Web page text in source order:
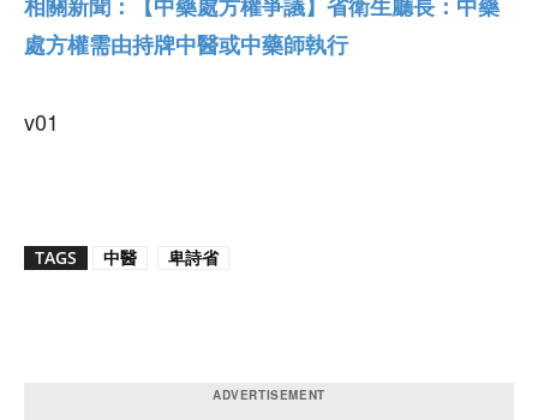
處方權需由持牌中醫或中藥師執行
v01
TAGS 中醫 卑詩省